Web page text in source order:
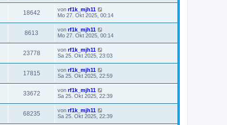
18642 von rf1k_mjh11
Mo 27. Okt 2025, 00:14
8613 von rf1k_mjh11
Mo 27. Okt 2025, 00:14
23778 von rf1k_mjh11
Sa 25. Okt 2025, 23:03
17815 von rf1k_mjh11
Sa 25. Okt 2025, 22:59
33672 von rf1k_mjh11
Sa 25. Okt 2025, 22:39
68235 von rf1k_mjh11
Sa 25. Okt 2025, 22:39